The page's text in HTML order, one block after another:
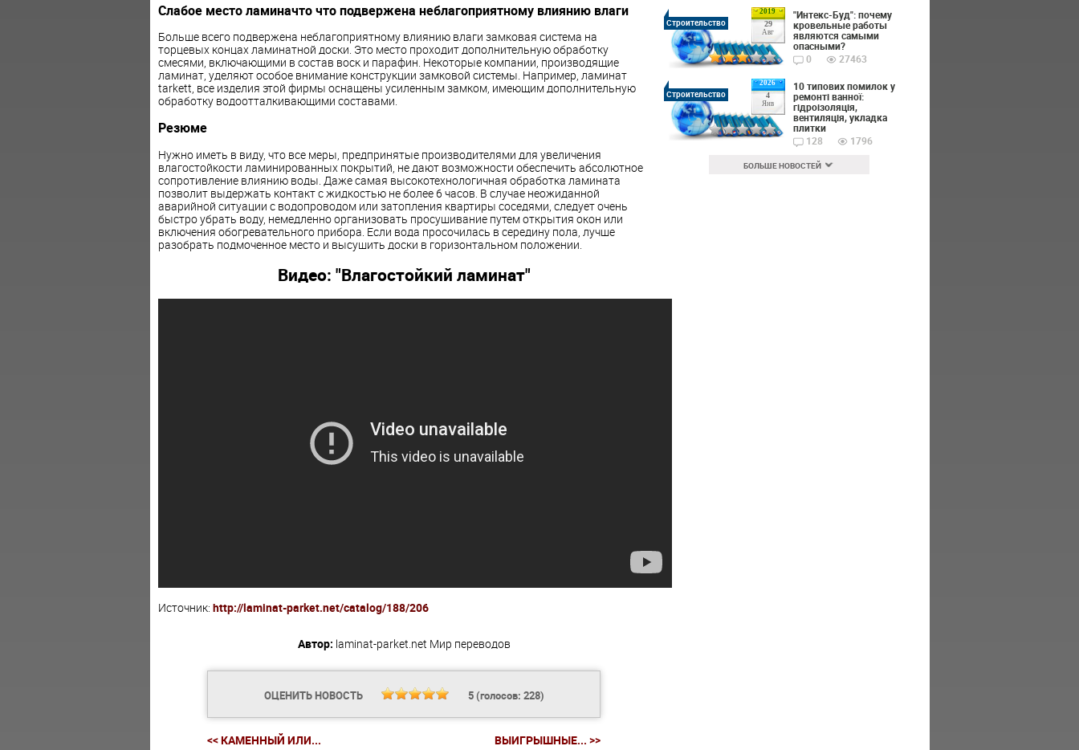
Слабое место ламиначто что подвержена неблагоприятному влиянию влаги
Больше всего подвержена неблагоприятному влиянию влаги замковая система на
торцевых концах ламинатной доски. Это место проходит дополнительную обработку
смесями, включающими в состав воск и парафин. Некоторые компании, производящие
ламинат, уделяют особое внимание конструкции замковой системы. Например, ламинат
tarkett, все изделия этой фирмы оснащены усиленным замком, имеющим дополнительную
обработку водоотталкивающими составами.
Резюме
Нужно иметь в виду, что все меры, предпринятые производителями для увеличения
влагостойкости ламинированных покрытий, не дают возможности обеспечить абсолютное
сопротивление влиянию воды. Даже самая высокотехнологичная обработка ламината
позволит выдержать контакт с жидкостью не более 6 часов. В случае неожиданной
аварийной ситуации с водопроводом или затопления квартиры соседями, следует очень
быстро убрать воду, немедленно организовать просушивание путем открытия окон или
включения обогревательного прибора. Если вода просочилась в середину пола, лучше
разобрать подмоченное место и высушить доски в горизонтальном положении.
Видео: "Влагостойкий ламинат"
Источник: http://laminat-parket.net/catalog/188/206
Автор: laminat-parket.net Мир переводов
ОЦЕНИТЬ НОВОСТЬ 5(голосов: 228)
<< КАМЕННЫЙ ИЛИ... ВЫИГРЫШНЫЕ... >>
2019
29
Авг
Строительство
"Интекс-Буд": почему
кровельные работы
являются самыми
опасными?
0
27463
2026
4
Янв
Строительство
10 типових помилок у
ремонті ванної:
гідроізоляція,
вентиляція, укладка
плитки
128
1796
БОЛЬШЕ НОВОСТЕЙ